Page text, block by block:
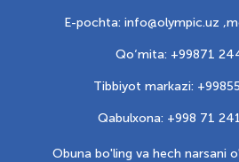
E-pochta: info@olympic.uz ,
Qo‘mita: +99871
Tibbiyot markazi:
Qabulxona: +998 71
Obuna bo'ling va hech narsani